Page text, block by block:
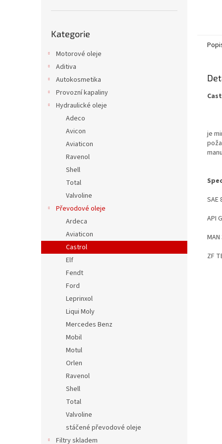
kategorie
Kategorie
Motorové oleje
Aditiva
Autokosmetika
Provozní kapaliny
Hydraulické oleje
Adeco
Avicon
Aviaticon
Ravenol
Shell
Total
Valvoline
Převodové oleje
Ardeca
Aviaticon
Castrol
Elf
Fendt
Ford
Leprinxol
Liqui Moly
Mercedes Benz
Mobil
Motul
Orlen
Ravenol
Shell
Total
Valvoline
stáčené převodové oleje
Filtry skladem
je
SAE
API
ZF